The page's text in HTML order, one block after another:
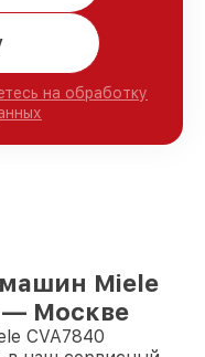
на обработку
Miele
— Москве
CVA7840